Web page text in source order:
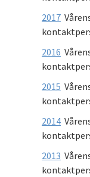
2017
2016
2015
2014
2013